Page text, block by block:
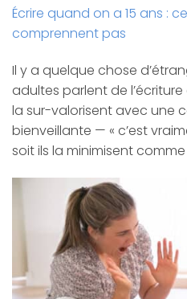
Écrire quand on a 15 ans :
comprennent pas
Il y a quelque chose
adultes parlent de
la sur-valorisent avec une
bienveillante — « c’est
soit ils la minimisent